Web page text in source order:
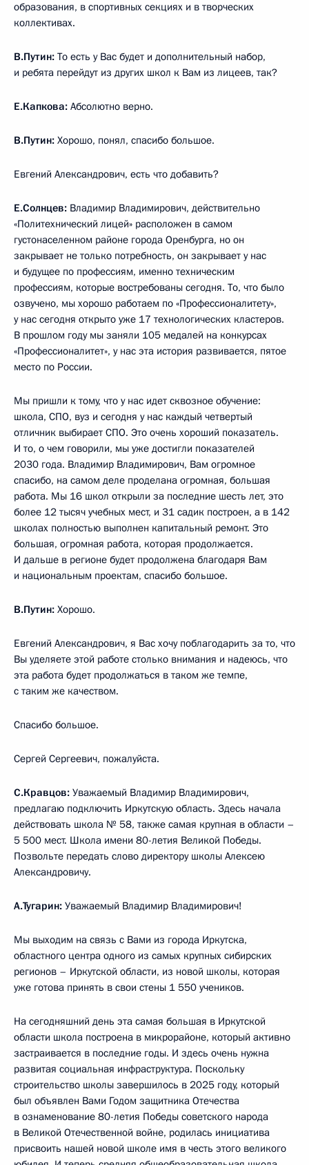
образования, в спортивных секциях и в творческих
коллективах.
В.Путин: То есть у Вас будет и дополнительный набор,
и ребята перейдут из других школ к Вам из лицеев, так?
Е.Капкова: Абсолютно верно.
В.Путин: Хорошо, понял, спасибо большое.
Евгений Александрович, есть что добавить?
Е.Солнцев: Владимир Владимирович, действительно
«Политехнический лицей» расположен в самом
густонаселенном районе города Оренбурга, но он
закрывает не только потребность, он закрывает у нас
и будущее по профессиям, именно техническим
профессиям, которые востребованы сегодня. То, что было
озвучено, мы хорошо работаем по «Профессионалитету»,
у нас сегодня открыто уже 17 технологических кластеров.
В прошлом году мы заняли 105 медалей на конкурсах
«Профессионалитет», у нас эта история развивается, пятое
место по России.
Мы пришли к тому, что у нас идет сквозное обучение:
школа, СПО, вуз и сегодня у нас каждый четвертый
отличник выбирает СПО. Это очень хороший показатель.
И то, о чем говорили, мы уже достигли показателей
2030 года. Владимир Владимирович, Вам огромное
спасибо, на самом деле проделана огромная, большая
работа. Мы 16 школ открыли за последние шесть лет, это
более 12 тысяч учебных мест, и 31 садик построен, а в 142
школах полностью выполнен капитальный ремонт. Это
большая, огромная работа, которая продолжается.
И дальше в регионе будет продолжена благодаря Вам
и национальным проектам, спасибо большое.
В.Путин: Хорошо.
Евгений Александрович, я Вас хочу поблагодарить за то, что
Вы уделяете этой работе столько внимания и надеюсь, что
эта работа будет продолжаться в таком же темпе,
с таким же качеством.
Спасибо большое.
Сергей Сергеевич, пожалуйста.
С.Кравцов: Уважаемый Владимир Владимирович,
предлагаю подключить Иркутскую область. Здесь начала
действовать школа № 58, также самая крупная в области –
5 500 мест. Школа имени 80-летия Великой Победы.
Позвольте передать слово директору школы Алексею
Александровичу.
А.Тугарин: Уважаемый Владимир Владимирович!
Мы выходим на связь с Вами из города Иркутска,
областного центра одного из самых крупных сибирских
регионов – Иркутской области, из новой школы, которая
уже готова принять в свои стены 1 550 учеников.
На сегодняшний день эта самая большая в Иркутской
области школа построена в микрорайоне, который активно
застраивается в последние годы. И здесь очень нужна
развитая социальная инфраструктура. Поскольку
строительство школы завершилось в 2025 году, который
был объявлен Вами Годом защитника Отечества
в ознаменование 80-летия Победы советского народа
в Великой Отечественной войне, родилась инициатива
присвоить нашей новой школе имя в честь этого великого